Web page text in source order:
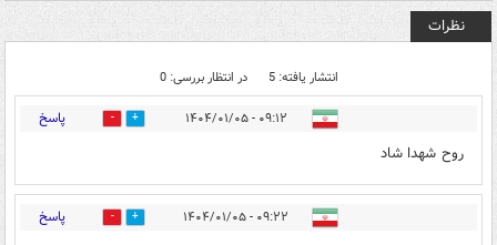
نظرات
انتشار یافته: 5 در انتظار بررسی: 0
۰۹:۱۲ - ۱۴۰۴/۰۱/۰۵ 4 پاسخ
روح شهدا شاد
۰۹:۲۲ - ۱۴۰۴/۰۱/۰۵ 3 پاسخ